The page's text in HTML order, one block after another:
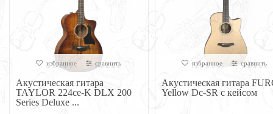
избранное сравнить
Акустическая гитара
TAYLOR 224ce-K DLX 200
Series Deluxe ...
избранное сравнить
Акустическая гитара
Yellow Dc-SR с кейсом